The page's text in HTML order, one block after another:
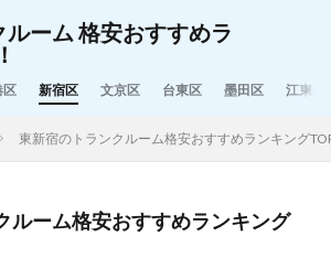
ーム 格安おすすめラ
区 新宿区 文京区 台東区 墨田区 江東区
東新宿のトランクルーム格安おすすめランキング
ルーム格安おすすめランキング